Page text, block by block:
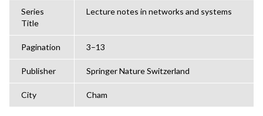
Series
Title
Lecture notes in networks and systems
Pagination 3–13
Publisher Springer Nature Switzerland
City Cham